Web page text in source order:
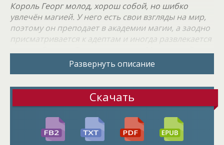
Король Георг молод, хорош собой, но шибко
увлечён магией. У него есть свои взгляды на мир,
поэтому он преподает в академии магии, а заодно
присматривается к адептам и иногда развлекается
сложилось совсем не так. Никто и развлечься
нормально не успел, как знакомство переросло в
она его «любимица». Оказывается, и у Георга есть
список людей, от которых требуется держаться
подальше. Нужно то оно нужно, но как?
Прошло время, и король понял, что он по уши
Развернуть описание
Скачать